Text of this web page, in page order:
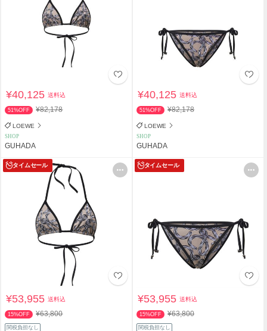
¥40,125送料込
51%OFF ¥82,178
LOEWE
SHOP
GUHADA
¥40,125送料込
51%OFF ¥82,178
LOEWE
SHOP
GUHADA
タイムセール
¥53,955送料込
15%OFF ¥63,800
関税負担なし
タイムセール
¥53,955送料込
15%OFF ¥63,800
関税負担なし